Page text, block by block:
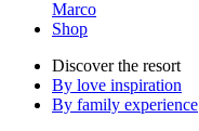
Marco
Shop
Discover the resort
By love inspiration
By family experience